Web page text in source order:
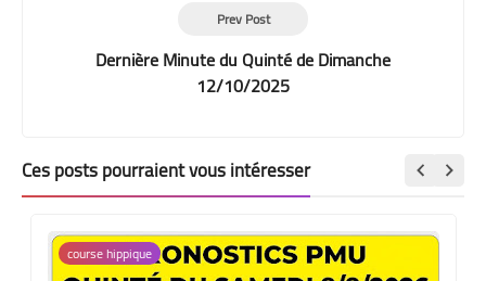
Prev Post
Dernière Minute du Quinté de Dimanche
12/10/2025
Ces posts pourraient vous intéresser
course hippique